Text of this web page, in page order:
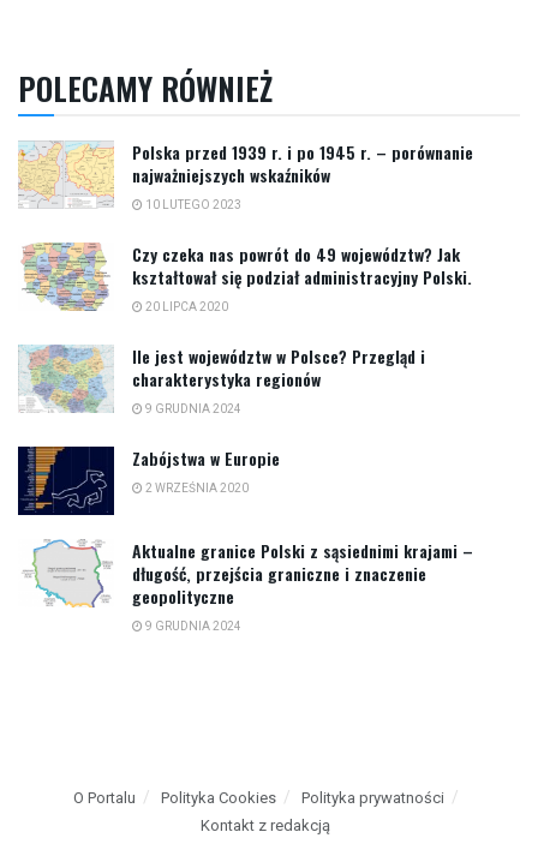
POLECAMY RÓWNIEŻ
Polska przed 1939 r. i po 1945 r. – porównanie
najważniejszych wskaźników
10 LUTEGO 2023
Czy czeka nas powrót do 49 województw? Jak
kształtował się podział administracyjny Polski.
20 LIPCA 2020
Ile jest województw w Polsce? Przegląd i
charakterystyka regionów
9 GRUDNIA 2024
Zabójstwa w Europie
2 WRZEŚNIA 2020
Aktualne granice Polski z sąsiednimi krajami –
długość, przejścia graniczne i znaczenie
geopolityczne
9 GRUDNIA 2024
O Portalu Polityka Cookies
Polityka prywatności
Kontakt z redakcją